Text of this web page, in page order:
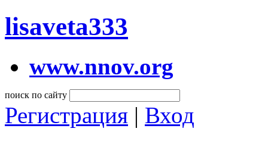
lisaveta333
www.nnov.org
поиск по сайту
Регистрация | Вход